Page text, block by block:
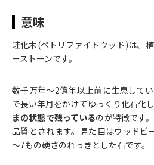
意味
珪化木(ペトリファイドウッド)は、
ーストーンです。
数千万年～2億年以上前に生息して
で長い年月をかけてゆっくり化石化し
まの状態で残っているのが特徴です
品質とされます。見た目はウッドビ
～7もの硬さのれっきとした石です。